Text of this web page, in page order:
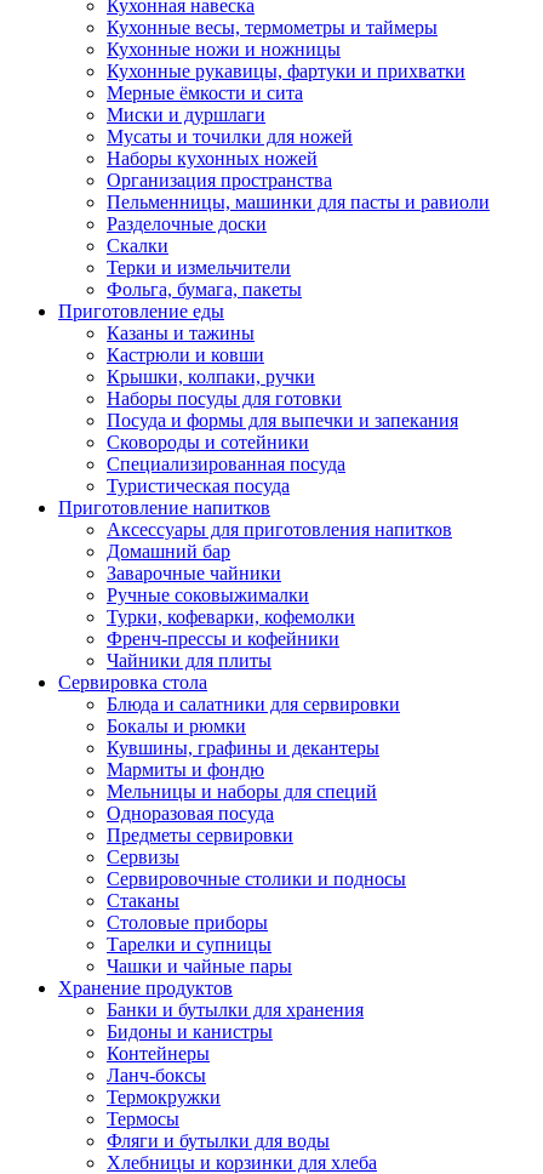
Кухонная навеска
Кухонные весы, термометры и таймеры
Кухонные ножи и ножницы
Кухонные рукавицы, фартуки и прихватки
Мерные ёмкости и сита
Миски и дуршлаги
Мусаты и точилки для ножей
Наборы кухонных ножей
Организация пространства
Пельменницы, машинки для пасты и равиоли
Разделочные доски
Скалки
Терки и измельчители
Фольга, бумага, пакеты
Приготовление еды
Казаны и тажины
Кастрюли и ковши
Крышки, колпаки, ручки
Наборы посуды для готовки
Посуда и формы для выпечки и запекания
Сковороды и сотейники
Специализированная посуда
Туристическая посуда
Приготовление напитков
Аксессуары для приготовления напитков
Домашний бар
Заварочные чайники
Ручные соковыжималки
Турки, кофеварки, кофемолки
Френч-прессы и кофейники
Чайники для плиты
Сервировка стола
Блюда и салатники для сервировки
Бокалы и рюмки
Кувшины, графины и декантеры
Мармиты и фондю
Мельницы и наборы для специй
Одноразовая посуда
Предметы сервировки
Сервизы
Сервировочные столики и подносы
Стаканы
Столовые приборы
Тарелки и супницы
Чашки и чайные пары
Хранение продуктов
Банки и бутылки для хранения
Бидоны и канистры
Контейнеры
Ланч-боксы
Термокружки
Термосы
Фляги и бутылки для воды
Хлебницы и корзинки для хлеба